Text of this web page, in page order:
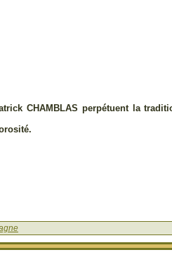
CHAMBLAS perpétuent la